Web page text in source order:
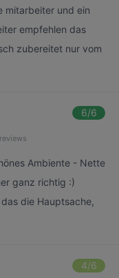
mitarbeiter und ein
empfehlen das
zubereitet nur vom
6/6
Ambiente - Nette
ganz richtig :)
das die Hauptsache,
4/6